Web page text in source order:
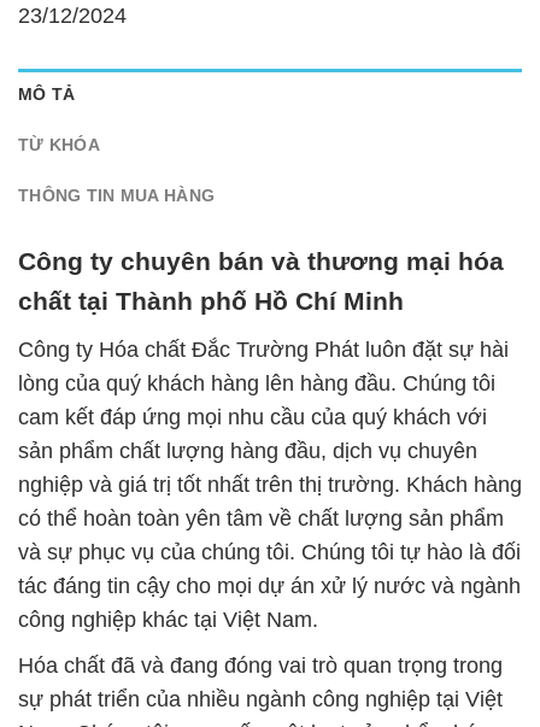
23/12/2024
MÔ TẢ
TỪ KHÓA
THÔNG TIN MUA HÀNG
Công ty chuyên bán và thương mại hóa
chất tại Thành phố Hồ Chí Minh
Công ty Hóa chất Đắc Trường Phát luôn đặt sự hài
lòng của quý khách hàng lên hàng đầu. Chúng tôi
cam kết đáp ứng mọi nhu cầu của quý khách với
sản phẩm chất lượng hàng đầu, dịch vụ chuyên
nghiệp và giá trị tốt nhất trên thị trường. Khách hàng
có thể hoàn toàn yên tâm về chất lượng sản phẩm
và sự phục vụ của chúng tôi. Chúng tôi tự hào là đối
tác đáng tin cậy cho mọi dự án xử lý nước và ngành
công nghiệp khác tại Việt Nam.
Hóa chất đã và đang đóng vai trò quan trọng trong
sự phát triển của nhiều ngành công nghiệp tại Việt